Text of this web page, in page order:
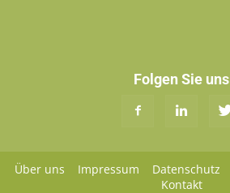
Folgen Sie uns
Über uns Impressum Datenschutz
Kontakt